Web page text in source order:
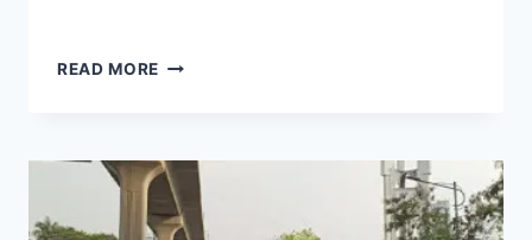
READ MORE ‘মেডিকেলে
ব্যর্থ
হলে
কঠোর